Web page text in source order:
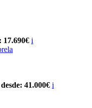
17.690€ i
41.000€ i